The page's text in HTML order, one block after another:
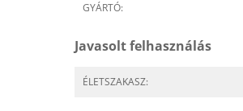
GYÁRTÓ:
Javasolt felhasználás
ÉLETSZAKASZ: